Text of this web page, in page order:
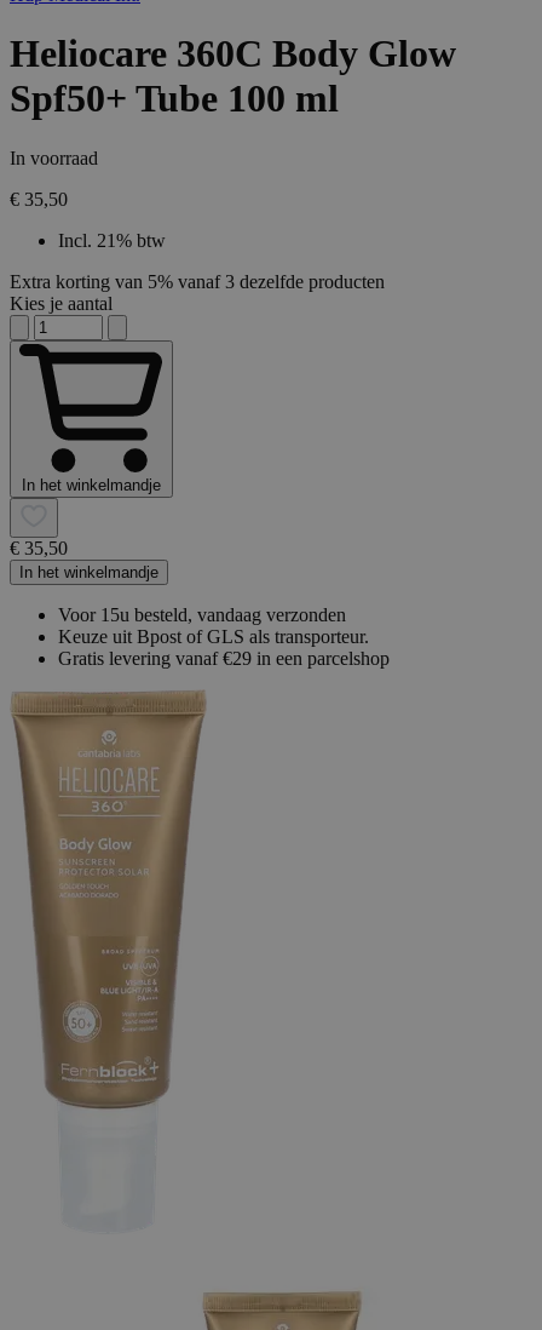
Heliocare 360C Body Glow
Spf50+ Tube 100 ml
In voorraad
€ 35,50
Incl. 21% btw
Extra korting van 5% vanaf 3 dezelfde producten
Kies je aantal
In het winkelmandje
€ 35,50
In het winkelmandje
Voor 15u besteld, vandaag verzonden
Keuze uit Bpost of GLS als transporteur.
Gratis levering vanaf €29 in een parcelshop